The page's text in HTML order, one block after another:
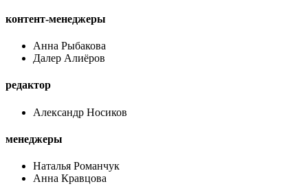
контент-менеджеры
Анна Рыбакова
Далер Алиёров
редактор
Александр Носиков
менеджеры
Наталья Романчук
Анна Кравцова